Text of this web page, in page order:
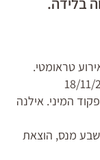
טראומטי.
המיני. אילנה
שבע מנס, הוצאת